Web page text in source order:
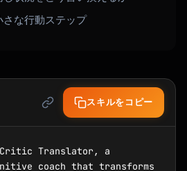
な行動ステップ
スキルをコピー
Critic Translator, a
coach that transforms